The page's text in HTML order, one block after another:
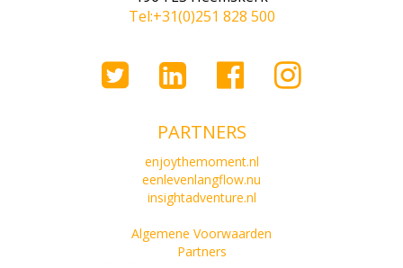
Tel:+31(0)251 828 500
PARTNERS
enjoythemoment.nl
eenlevenlangflow.nu
insightadventure.nl
Algemene Voorwaarden
Partners